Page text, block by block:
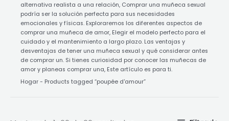
alternativa realista a una relación, Comprar una muñeca sexual
podría ser la solución perfecta para sus necesidades
emocionales y físicas. Exploraremos los diferentes aspectos de
comprar una muñeca de amor, Elegir el modelo perfecto para el
cuidado y el mantenimiento a largo plazo. Las ventajas y
desventajas de tener una muñeca sexual y qué considerar antes
de comprar un. Si tienes curiosidad por conocer las muñecas de
amor y planeas comprar una, Este artículo es para ti.
Hogar - Products tagged “poupée d'amour”